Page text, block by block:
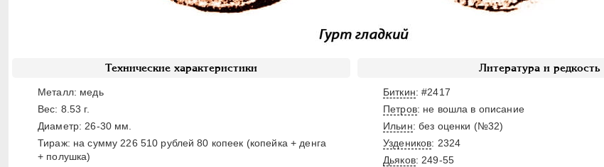
Технические характеристики
Металл: медь
Вес: 8.53 г.
Диаметр: 26-30 мм.
Тираж: на сумму 226 510 рублей 80 копеек (копейка + денга
+ полушка)
Литература и редкость
Биткин: #2417
Петров: не вошла в описание
Ильин: без оценки (№32)
Уздеников: 2324
Дьяков: 249-55